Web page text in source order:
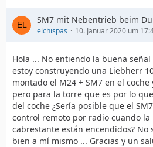
SM7 mit Nebentrieb beim
elchispas 10. Januar 2020 um
Hola ... No entiendo la buena
estoy construyendo una Liebherr
montado el M24 + SM7 en el
pero para la torre que es por lo
del coche ¿Sería posible que el
control remoto por radio cuando
cabrestante están encendidos? No
bien a mí mismo ... Gracias y un